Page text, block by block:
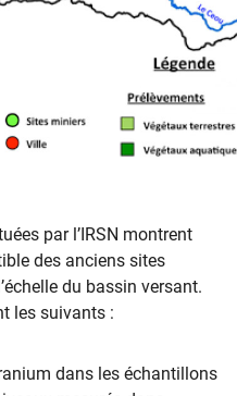
par l’IRSN montrent
des anciens sites
du b​assin versant.
les suivants :
dans les échantillons